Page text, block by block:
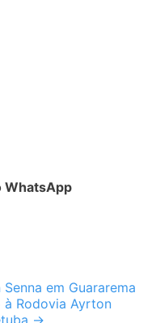
WhatsApp
em Guararema
à Rodovia Ayrton
→